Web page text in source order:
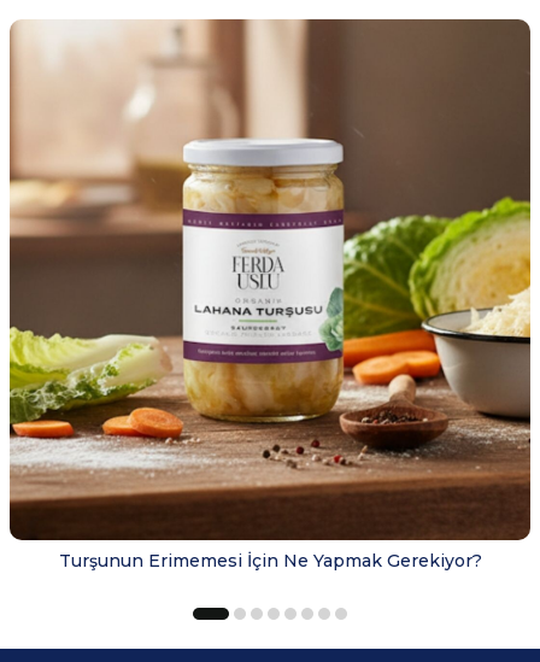
Turşunun Erimemesi İçin Ne Yapmak Gerekiyor?